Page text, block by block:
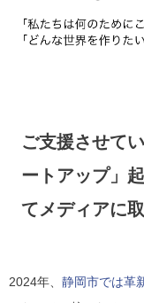
ご支援させて
ートアップ」
てメディアに
2024年、 静岡市では革